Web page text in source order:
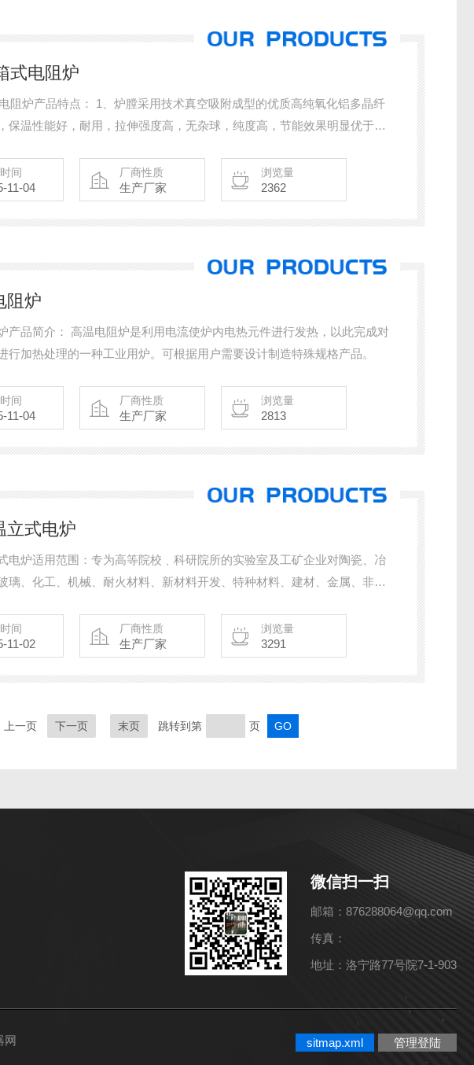
式电阻炉
阻炉产品特点： 1、炉膛采用技术真空吸附成型的优质高纯氧化铝多晶纤
保温性能好，耐用，拉伸强度高，无杂球，纯度高，节能效果明显优于其
体表面仍然可以安全触摸无滚烫感觉。 3、炉膛采用节能材料制作，整机
同等传统电炉的1/3，节能环保。 4、炉体配有：输出电压和输出电流监测
间
11-04
厂商性质
生产厂家
浏览量
2362
阻炉
流使炉内电热元件进行发热，以此完成对
行加热处理的一种工业用炉。可根据用户需要设计制造特殊规格产品。
间
11-04
厂商性质
生产厂家
浏览量
2813
立式电炉
电炉适用范围：专为高等院校﹑科研院所的实验室及工矿企业对陶瓷、冶
璃、化工、机械、耐火材料、新材料开发、特种材料、建材、金属、非金
间
11-02
厂商性质
生产厂家
浏览量
3291
上一页 下一页 末页 跳转到第 页
微信扫一扫
邮箱：876288064@qq.com
传真：
地址：洛宁路77号院7-1-903
网 sitmap.xml 管理登陆